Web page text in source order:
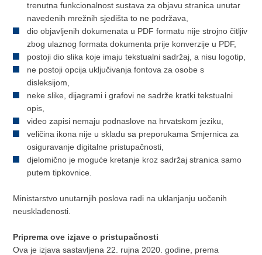
trenutna funkcionalnost sustava za objavu stranica unutar
navedenih mrežnih sjedišta to ne podržava,
dio objavljenih dokumenata u PDF formatu nije strojno čitljiv
zbog ulaznog formata dokumenta prije konverzije u PDF,
postoji dio slika koje imaju tekstualni sadržaj, a nisu logotip,
ne postoji opcija uključivanja fontova za osobe s
disleksijom,
neke slike, dijagrami i grafovi ne sadrže kratki tekstualni
opis,
video zapisi nemaju podnaslove na hrvatskom jeziku,
veličina ikona nije u skladu sa preporukama Smjernica za
osiguravanje digitalne pristupačnosti,
djelomično je moguće kretanje kroz sadržaj stranica samo
putem tipkovnice.
Ministarstvo unutarnjih poslova radi na uklanjanju uočenih
neusklađenosti.
Priprema ove izjave o pristupačnosti
Ova je izjava sastavljena 22. rujna 2020. godine, prema